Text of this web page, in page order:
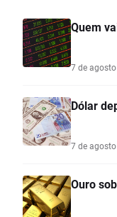
Quem
7 de
Dólar
7 de
Ouro